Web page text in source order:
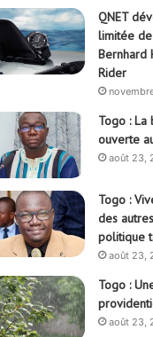
QNET
limitée
Bernhard
Rider
Togo :
ouverte
août 23,
Togo :
des
politique
août 23,
Togo :
août 23,